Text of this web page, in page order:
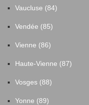
Vaucluse (84)
Vendée (85)
Vienne (86)
Haute-Vienne (87)
Vosges (88)
Yonne (89)